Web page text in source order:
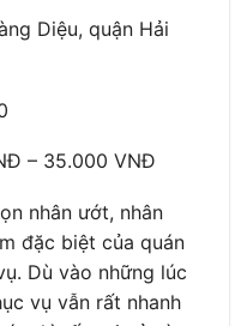
Diệu, quận Hải
– 35.000 VNĐ
nhân ướt, nhân
đặc biệt của quán
Dù vào những lúc
vụ vẫn rất nhanh